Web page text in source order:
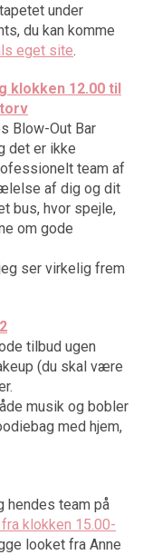
under
du kan komme
eget site.
klokken 12.00 til
Blow-Out Bar
det er ikke
team af
af dig og dit
bus, hvor spejle,
om gode
ser virkelig frem
tilbud ugen
(du skal være
musik og bobler
med hjem,
hendes team på
klokken 15.00-
looket fra Anne